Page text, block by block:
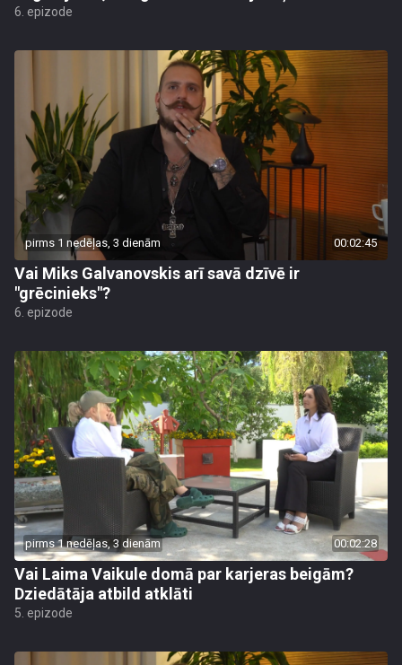
6. epizode
pirms 1 nedēļas, 3 dienām 00:02:45
Vai Miks Galvanovskis arī savā dzīvē ir
"grēcinieks"?
6. epizode
pirms 1 nedēļas, 3 dienām 00:02:28
Vai Laima Vaikule domā par karjeras beigām?
Dziedātāja atbild atklāti
5. epizode